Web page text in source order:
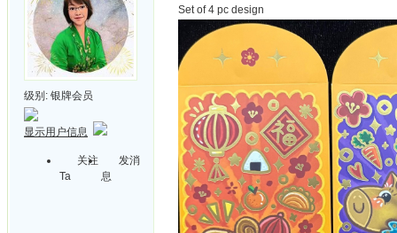
级别: 银牌会员
显示用户信息
关注
Ta
发消
息
Set of 4 pc design